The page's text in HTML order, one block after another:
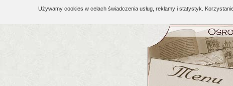
Używamy cookies w celach świadczenia usług, reklamy i statystyk.